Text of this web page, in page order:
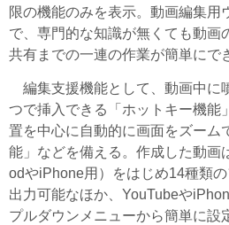
限の機能のみを表示。動画編集用
で、専門的な知識が無くても動画
共有までの一連の作業が簡単にで
編集支援機能として、動画中に
つで挿入できる「ホットキー機能
置を中心に自動的に画面をズーム
能」などを備える。作成した動画
odやiPhone用）をはじめ14種類
出力可能なほか、YouTubeや
プルダウンメニューから簡単に設